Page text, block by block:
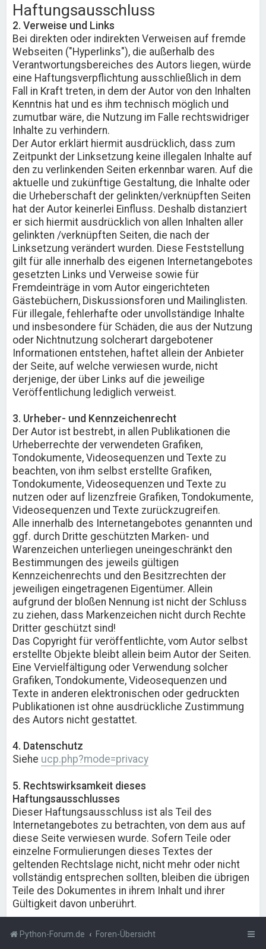
Haftungsausschluss
2. Verweise und Links
Bei direkten oder indirekten Verweisen auf fremde
Webseiten ("Hyperlinks"), die außerhalb des
Verantwortungsbereiches des Autors liegen, würde
eine Haftungsverpflichtung ausschließlich in dem
Fall in Kraft treten, in dem der Autor von den Inhalten
Kenntnis hat und es ihm technisch möglich und
zumutbar wäre, die Nutzung im Falle rechtswidriger
Inhalte zu verhindern.
Der Autor erklärt hiermit ausdrücklich, dass zum
Zeitpunkt der Linksetzung keine illegalen Inhalte auf
den zu verlinkenden Seiten erkennbar waren. Auf die
aktuelle und zukünftige Gestaltung, die Inhalte oder
die Urheberschaft der gelinkten/verknüpften Seiten
hat der Autor keinerlei Einfluss. Deshalb distanziert
er sich hiermit ausdrücklich von allen Inhalten aller
gelinkten /verknüpften Seiten, die nach der
Linksetzung verändert wurden. Diese Feststellung
gilt für alle innerhalb des eigenen Internetangebotes
gesetzten Links und Verweise sowie für
Fremdeinträge in vom Autor eingerichteten
Gästebüchern, Diskussionsforen und Mailinglisten.
Für illegale, fehlerhafte oder unvollständige Inhalte
und insbesondere für Schäden, die aus der Nutzung
oder Nichtnutzung solcherart dargebotener
Informationen entstehen, haftet allein der Anbieter
der Seite, auf welche verwiesen wurde, nicht
derjenige, der über Links auf die jeweilige
Veröffentlichung lediglich verweist.
3. Urheber- und Kennzeichenrecht
Der Autor ist bestrebt, in allen Publikationen die
Urheberrechte der verwendeten Grafiken,
Tondokumente, Videosequenzen und Texte zu
beachten, von ihm selbst erstellte Grafiken,
Tondokumente, Videosequenzen und Texte zu
nutzen oder auf lizenzfreie Grafiken, Tondokumente,
Videosequenzen und Texte zurückzugreifen.
Alle innerhalb des Internetangebotes genannten und
ggf. durch Dritte geschützten Marken- und
Warenzeichen unterliegen uneingeschränkt den
Bestimmungen des jeweils gültigen
Kennzeichenrechts und den Besitzrechten der
jeweiligen eingetragenen Eigentümer. Allein
aufgrund der bloßen Nennung ist nicht der Schluss
zu ziehen, dass Markenzeichen nicht durch Rechte
Dritter geschützt sind!
Das Copyright für veröffentlichte, vom Autor selbst
erstellte Objekte bleibt allein beim Autor der Seiten.
Eine Vervielfältigung oder Verwendung solcher
Grafiken, Tondokumente, Videosequenzen und
Texte in anderen elektronischen oder gedruckten
Publikationen ist ohne ausdrückliche Zustimmung
des Autors nicht gestattet.
4. Datenschutz
Siehe ucp.php?mode=privacy
5. Rechtswirksamkeit dieses
Haftungsausschlusses
Dieser Haftungsausschluss ist als Teil des
Internetangebotes zu betrachten, von dem aus auf
diese Seite verwiesen wurde. Sofern Teile oder
einzelne Formulierungen dieses Textes der
geltenden Rechtslage nicht, nicht mehr oder nicht
vollständig entsprechen sollten, bleiben die übrigen
Teile des Dokumentes in ihrem Inhalt und ihrer
Gültigkeit davon unberührt.
Python-Forum.de Foren-Übersicht